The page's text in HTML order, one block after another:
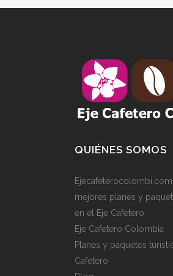
QUIÉNES SOMOS
mejores planes y
en el Eje Cafetero.
Eje Cafetero Colombia
Planes y paquetes
Cafetero